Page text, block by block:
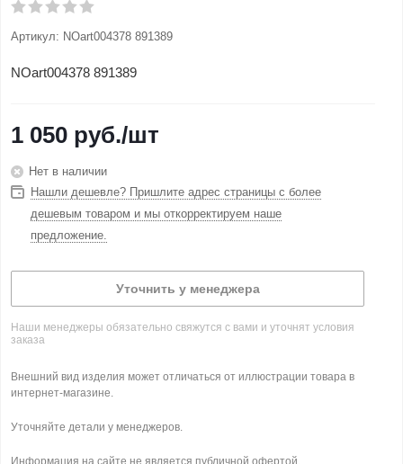
Артикул: NOart004378 891389
NOart004378 891389
1 050 руб./шт
Нет в наличии
Нашли дешевле? Пришлите адрес страницы с более
дешевым товаром и мы откорректируем наше
предложение.
Уточнить у менеджера
Наши менеджеры обязательно свяжутся с вами и уточнят условия
заказа
Внешний вид изделия может отличаться от иллюстрации товара в
интернет-магазине.
Уточняйте детали у менеджеров.
Информация на сайте не является публичной офертой.